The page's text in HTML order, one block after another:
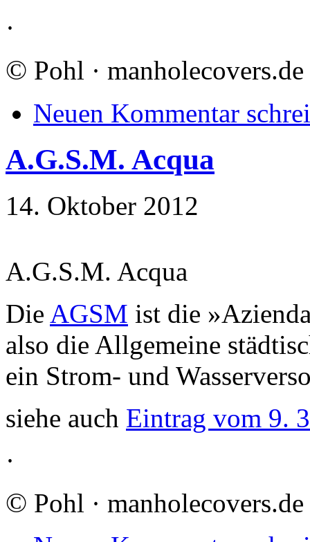
·
© Pohl · manholecovers.de
Neuen Kommentar
A.G.S.M. Acqua
14. Oktober 2012
A.G.S.M. Acqua
Die AGSM ist die
also die Allgemeine
ein Strom- und
siehe auch Eintrag vom 9.
·
© Pohl · manholecovers.de